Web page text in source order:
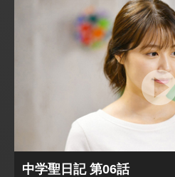
中学聖日記 第06話